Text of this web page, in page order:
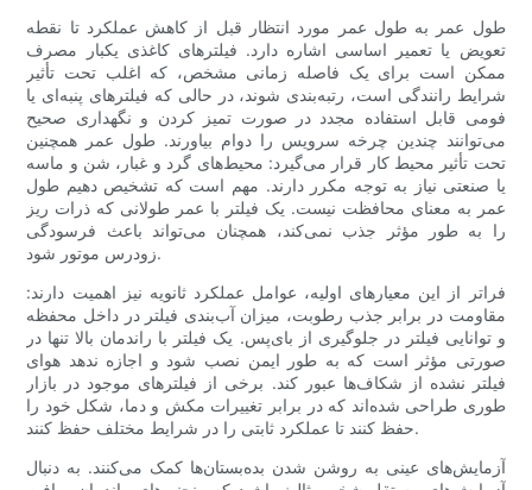
طول عمر به طول عمر مورد انتظار قبل از کاهش عملکرد تا نقطه
تعویض یا تعمیر اساسی اشاره دارد. فیلترهای کاغذی یکبار مصرف
ممکن است برای یک فاصله زمانی مشخص، که اغلب تحت تأثیر
شرایط رانندگی است، رتبه‌بندی شوند، در حالی که فیلترهای پنبه‌ای یا
فومی قابل استفاده مجدد در صورت تمیز کردن و نگهداری صحیح
می‌توانند چندین چرخه سرویس را دوام بیاورند. طول عمر همچنین
تحت تأثیر محیط کار قرار می‌گیرد: محیط‌های گرد و غبار، شن و ماسه
یا صنعتی نیاز به توجه مکرر دارند. مهم است که تشخیص دهیم طول
عمر به معنای محافظت نیست. یک فیلتر با عمر طولانی که ذرات ریز
را به طور مؤثر جذب نمی‌کند، همچنان می‌تواند باعث فرسودگی
زودرس موتور شود.
فراتر از این معیارهای اولیه، عوامل عملکرد ثانویه نیز اهمیت دارند:
مقاومت در برابر جذب رطوبت، میزان آب‌بندی فیلتر در داخل محفظه
و توانایی فیلتر در جلوگیری از بای‌پس. یک فیلتر با راندمان بالا تنها در
صورتی مؤثر است که به طور ایمن نصب شود و اجازه ندهد هوای
فیلتر نشده از شکاف‌ها عبور کند. برخی از فیلترهای موجود در بازار
طوری طراحی شده‌اند که در برابر تغییرات مکش و دما، شکل خود را
حفظ کنند تا عملکرد ثابتی را در شرایط مختلف حفظ کنند.
آزمایش‌های عینی به روشن شدن بده‌بستان‌ها کمک می‌کنند. به دنبال